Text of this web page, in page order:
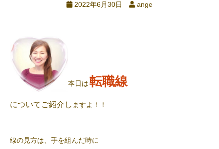
2022年6月30日 ange
本日は転職線
についてご紹介し ますよ！！
線の見方は、手を組んだ時に